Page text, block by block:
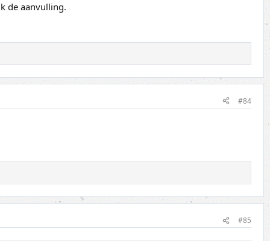
de aanvulling.
#84
#85